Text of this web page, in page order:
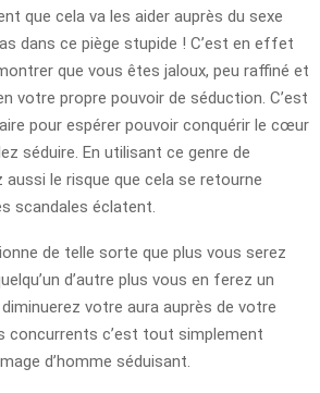
que cela va les aider auprès du sexe
dans ce piège stupide ! C’est en effet
que vous êtes jaloux, peu raffiné et
votre propre pouvoir de séduction. C’est
pour espérer pouvoir conquérir le cœur
séduire. En utilisant ce genre de
le risque que cela se retourne
scandales éclatent.
de telle sorte que plus vous serez
d’autre plus vous en ferez un
votre aura auprès de votre
concurrents c’est tout simplement
d’homme séduisant.